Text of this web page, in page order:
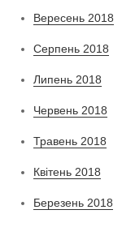
Вересень 2018
Серпень 2018
Липень 2018
Червень 2018
Травень 2018
Квітень 2018
Березень 2018